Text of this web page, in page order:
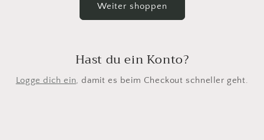
Weiter shoppen
Hast du ein Konto?
Logge dich ein, damit es beim Checkout schneller geht.